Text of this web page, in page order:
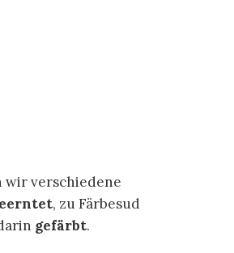
wir verschiedene
, zu Färbesud
gefärbt.